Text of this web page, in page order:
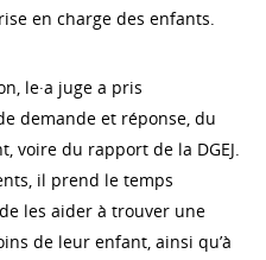
en charge des enfants.
le·a juge a pris
demande et réponse, du
voire du rapport de la DGEJ.
il prend le temps
les aider à trouver une
de leur enfant, ainsi qu’à